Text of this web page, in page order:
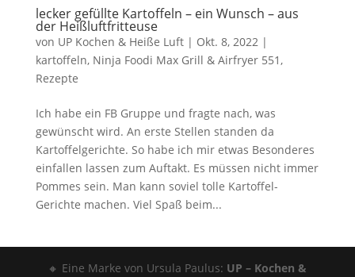
lecker gefüllte Kartoffeln – ein Wunsch – aus
der Heißluftfritteuse
von UP Kochen & Heiße Luft| Okt. 8, 2022|
kartoffeln, Ninja Foodi Max Grill & Airfryer 551,
Rezepte
Ich habe ein FB Gruppe und fragte nach, was
gewünscht wird. An erste Stellen standen da
Kartoffelgerichte. So habe ich mir etwas Besonderes
einfallen lassen zum Auftakt. Es müssen nicht immer
Pommes sein. Man kann soviel tolle Kartoffel-
Gerichte machen. Viel Spaß beim...
🔸 Eine Marke von Ursula Paulus: UP – Kochen &